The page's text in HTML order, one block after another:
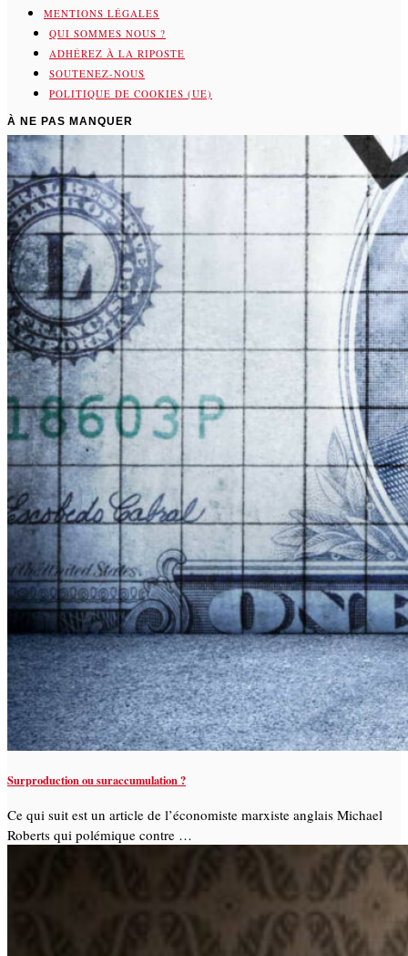
MENTIONS LÉGALES
QUI SOMMES NOUS ?
ADHÉREZ À LA RIPOSTE
SOUTENEZ-NOUS
POLITIQUE DE COOKIES (UE)
À NE PAS MANQUER
Surproduction ou suraccumulation ?
Ce qui suit est un article de l’économiste marxiste anglais Michael
Roberts qui polémique contre …